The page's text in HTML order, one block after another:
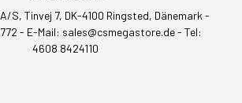
A/S, Tinvej 7, DK-4100 Ringsted, Dänemark -
- E-Mail: sales@csmegastore.de- Tel:
4608 8424110